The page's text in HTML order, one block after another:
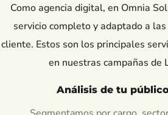
Como agencia digital, en Omnia
servicio completo y adaptado a
cliente. Estos son los principales
en nuestras campañas de
Análisis de tu